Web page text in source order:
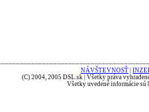
NÁVŠTEVNOSŤ
(C) 2004, 2005 DSL.sk | Všetky práva
Všetky uvedené informácie sú